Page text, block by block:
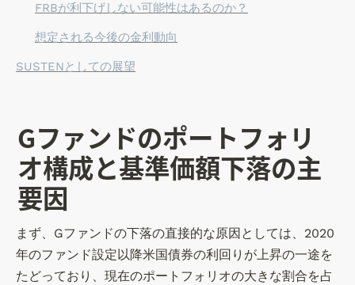
FRBが利下げしない可能性はあるのか？
想定される今後の金利動向
SUSTENとしての展望
Gファンドのポートフォリ
オ構成と基準価額下落の主
要因
まず、Gファンドの下落の直接的な原因としては、2020
年のファンド設定以降米国債券の利回りが上昇の一途を
たどっており、現在のポートフォリオの大きな割合を占